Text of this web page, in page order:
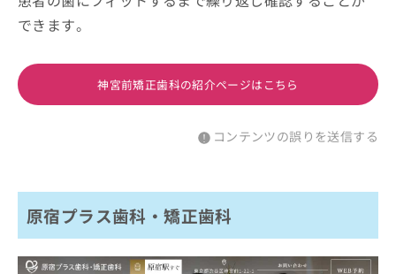
できます。
神宮前矯正歯科の紹介ページはこちら
コンテンツの誤りを送信する
原宿プラス歯科・矯正歯科